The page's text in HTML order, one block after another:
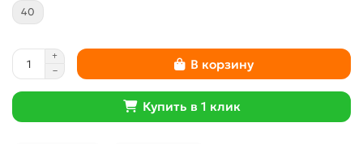
40
В корзину
Купить в 1 клик